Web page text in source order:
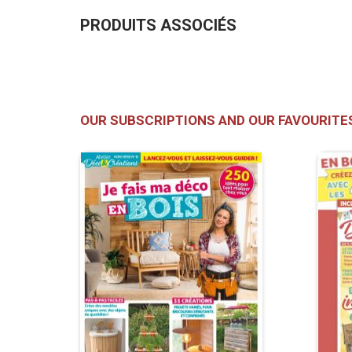
PRODUITS ASSOCIÉS
OUR SUBSCRIPTIONS AND OUR